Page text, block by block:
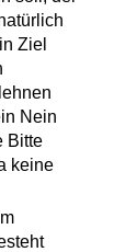
Ziel
Nein
Bitte
keine